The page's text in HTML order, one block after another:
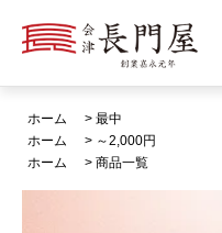
ホーム > 最中
ホーム
> ～2,000円
ホーム
> 商品一覧